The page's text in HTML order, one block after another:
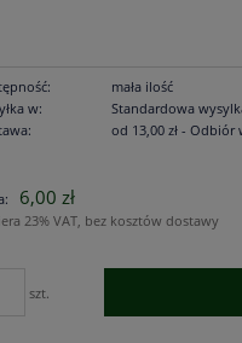
mała ilość
w:
Standardowa
od 13,00 zł - Odbiór
6,00 zł
23% VAT, bez kosztów dostawy
szt.